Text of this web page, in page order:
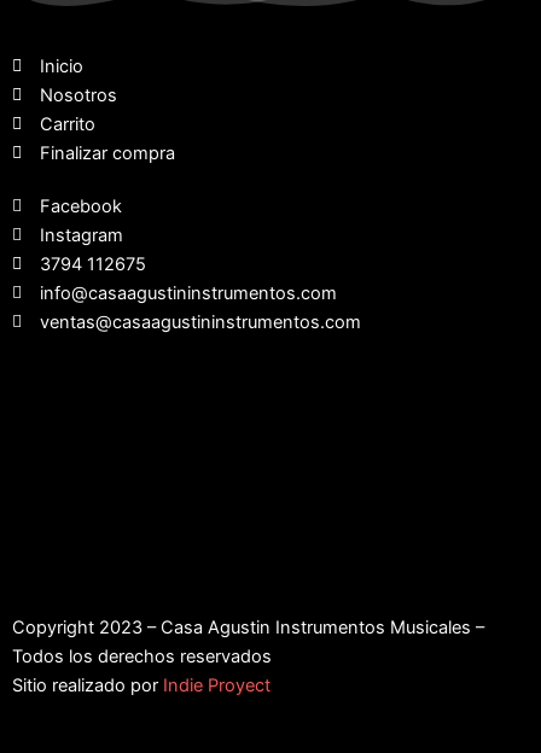
Inicio
Nosotros
Carrito
Finalizar compra
Facebook
Instagram
3794 112675
info@casaagustininstrumentos.com
ventas@casaagustininstrumentos.com
Copyright 2023 – Casa Agustin Instrumentos Musicales –
Todos los derechos reservados
Sitio realizado por Indie Proyect